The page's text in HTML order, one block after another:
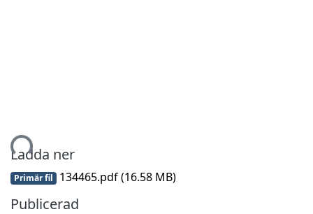
Ladda ner
Primär fil 134465.pdf(16.58 MB)
Publicerad